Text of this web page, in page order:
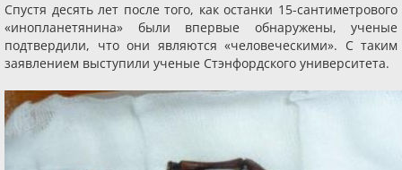
Спустя десять лет после того, как останки 15-сантиметрового
«инопланетянина» были впервые обнаружены, ученые
подтвердили, что они являются «человеческими». С таким
заявлением выступили ученые Стэнфордского университета.